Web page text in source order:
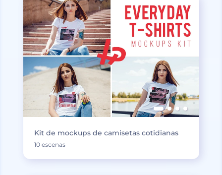
Kit de mockups de camisetas cotidianas
10 escenas